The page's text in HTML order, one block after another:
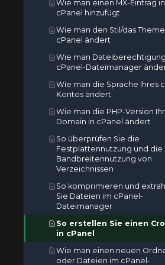
So aktualisieren Sie die DNS-
oder LogicBoxes-basierten
Registraren
Wie man seine Website auf
beliebige Seite oder externe
Wie man eine Domain-
Wie man eine Subdomain in
Wie man eine Add-on-
Wie man geparkte Domains/
cPanel entfernt
Sie ein SSL-Zertifikat in
abruft
Zertifikate — Wann Sie sie
benötigen und wie Sie sie
Website zu beschleunigen
Wie man einen MX-Eintrag in
cPanel hinzufügt
Wie man den Stil/das
cPanel ändert
Wie man
cPanel-Dateimanager
Wie man die Sprache Ihres
Kontos ändert
Wie man die PHP-Version
Domain in cPanel ändert
So überprüfen Sie die
Festplattennutzung und die
Bandbreitennutzung von
Verzeichnissen
So komprimieren und
Sie Dateien im cPanel-
Dateimanager
So erstellen Sie einen
in cPanel
Wie man einen neuen
oder Dateien im cPanel-